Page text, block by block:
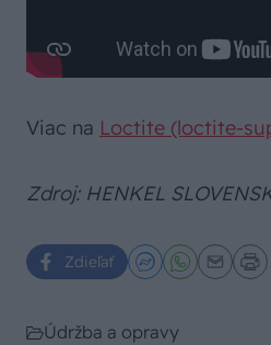
Viac na Loctite (loctite-
Zdroj: HENKEL
Zdieľať
Údržba a opravy